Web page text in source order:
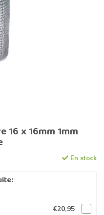
16 x 16mm 1mm
En stock
€20,95